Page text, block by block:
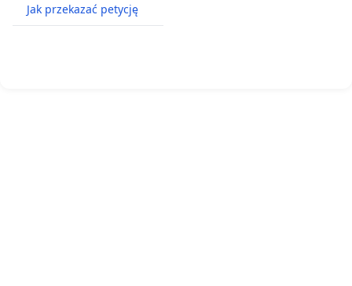
Jak przekazać petycję